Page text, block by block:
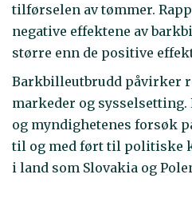
tilførselen av tømmer.
negative effektene av
større enn de positive
Barkbilleutbrudd påvirker
markeder og
og myndighetenes forsøk
til og med ført til politiske
i land som Slovakia og